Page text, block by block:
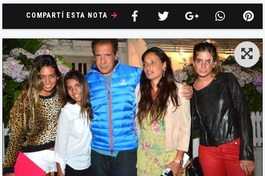
COMPARTÍ ESTA NOTA